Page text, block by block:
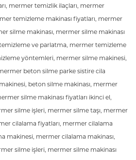
mermer temizlik ilaçları, mermer
temizleme makinası fiyatları, mermer
silme makinası, mermer silme makinası
ve parlatma, mermer temizleme
yöntemleri, mermer silme makinesi,
beton silme parke sistire cila
beton silme makinası, mermer
silme makinası fiyatları ikinci el,
silme işleri, mermer silme taşı, mermer
cilalama fiyatları, mermer cilalama
makinesi, mermer cilalama makinası,
silme işleri, mermer silme makinası